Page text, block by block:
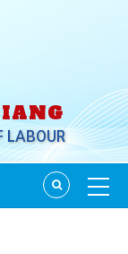
LABOUR